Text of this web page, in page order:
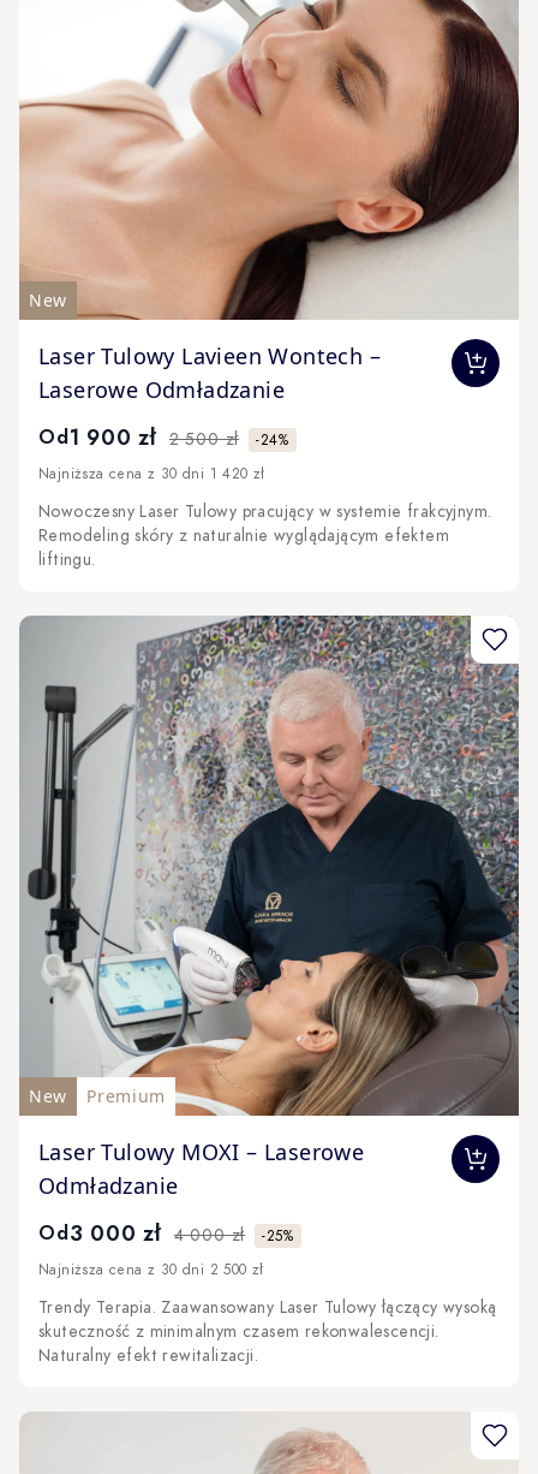
New
Laser Tulowy Lavieen Wontech –
Laserowe Odmładzanie
The price depends on the options chosen on the
Od1 900 zł 2 500 zł
-24%
Najniższa cena z 30 dni 1 420 zł
Nowoczesny Laser Tulowy pracujący w systemie frakcyjnym.
Remodeling skóry z naturalnie wyglądającym efektem
liftingu.
New Premium
Laser Tulowy MOXI – Laserowe
Odmładzanie
The price depends on the options chosen on the
Od3 000 zł 4 000 zł
-25%
Najniższa cena z 30 dni 2 500 zł
Trendy Terapia. Zaawansowany Laser Tulowy łączący wysoką
skuteczność z minimalnym czasem rekonwalescencji.
Naturalny efekt rewitalizacji.